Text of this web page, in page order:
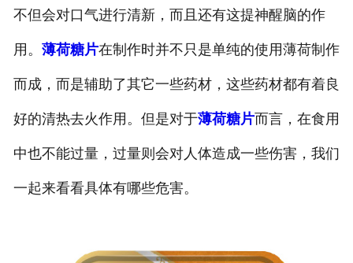
不但会对口气进行清新，而且还有这提神醒脑的作
用。 薄荷糖片在制作时并不只是单纯的使用薄荷制作
而成，而是辅助了其它一些药材，这些药材都有着良
好的清热去火作用。但是对于薄荷糖片而言，在食用
中也不能过量，过量则会对人体造成一些伤害，我们
一起来看看具体有哪些危害。